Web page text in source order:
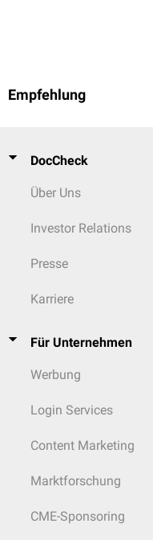
Empfehlung
DocCheck
Über Uns
Investor Relations
Presse
Karriere
Für Unternehmen
Werbung
Login Services
Content Marketing
Marktforschung
CME-Sponsoring